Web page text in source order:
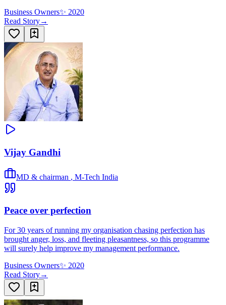
Business Owners✨ 2020
Read Story→
Vijay Gandhi
MD & chairman , M-Tech India
Peace over perfection
For 30 years of running my organisation chasing perfection has
brought anger, loss, and fleeting pleasantness, so this programme
will surely help improve my management performance.
Business Owners✨ 2020
Read Story→